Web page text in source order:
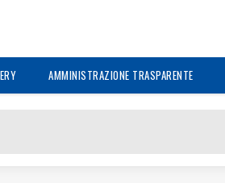
AMMINISTRAZIONE TRASPARENTE